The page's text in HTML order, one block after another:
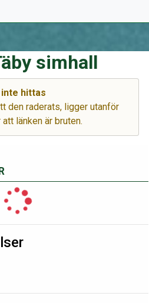
simhall
hittas
den raderats, ligger utanför
länken är bruten.